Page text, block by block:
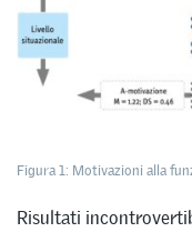
Figura 1: Motivazioni alla
Risultati